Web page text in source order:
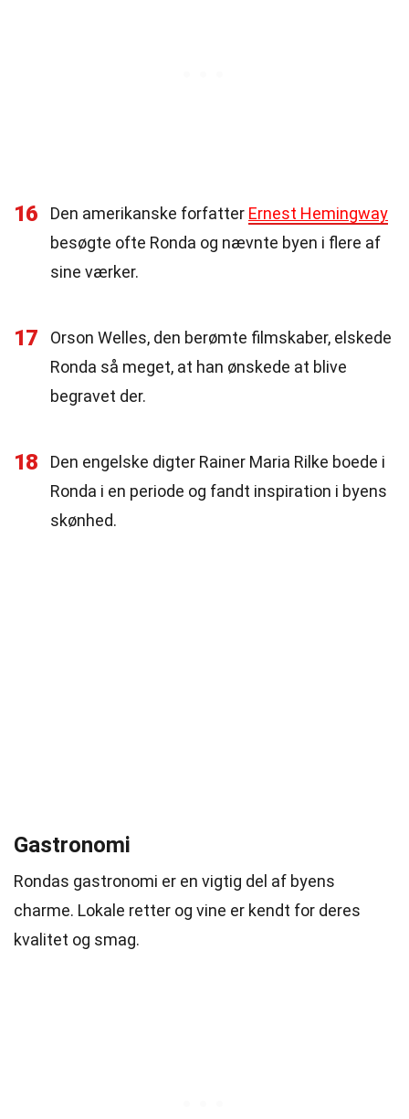
16 Den amerikanske forfatter Ernest Hemingway
besøgte ofte Ronda og nævnte byen i flere af
sine værker.
17
Orson Welles, den berømte filmskaber, elskede
Ronda så meget, at han ønskede at blive
begravet der.
18
Den engelske digter Rainer Maria Rilke boede i
Ronda i en periode og fandt inspiration i byens
skønhed.
Gastronomi
Rondas gastronomi er en vigtig del af byens
charme. Lokale retter og vine er kendt for deres
kvalitet og smag.